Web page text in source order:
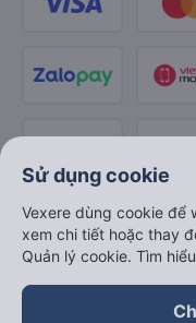
Sử dụng cookie
Vexere dùng cookie để
xem chi tiết hoặc thay
Quản lý cookie. Tìm